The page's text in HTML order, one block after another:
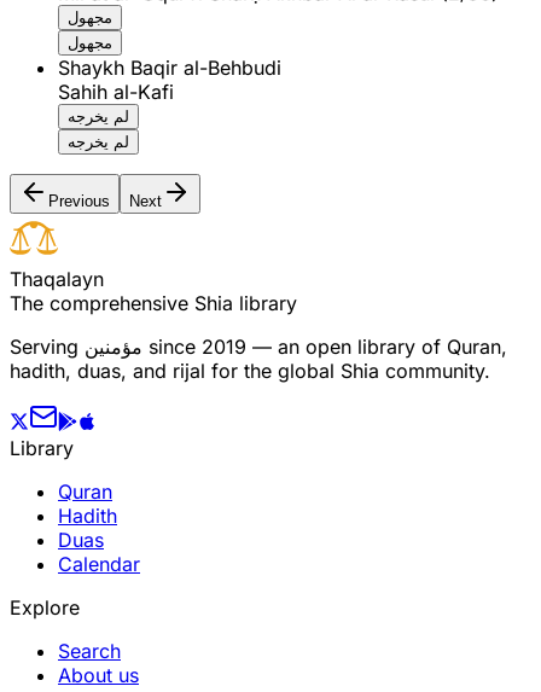
مجهول
مجهول
Shaykh Baqir al-Behbudi
Sahih al-Kafi
لم يخرجه
لم يخرجه
Previous Next
Thaqalayn
The comprehensive Shia library
Serving مؤمنین since 2019 — an open library of Quran,
hadith, duas, and rijal for the global Shia community.
Library
Quran
Hadith
Duas
Calendar
Explore
Search
About us